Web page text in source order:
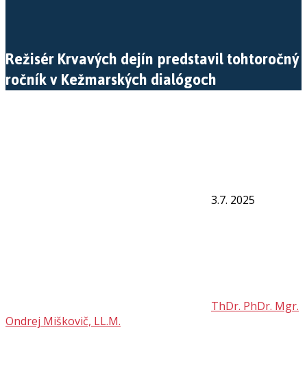
Režisér Krvavých dejín predstavil tohtoročný
ročník v Kežmarských dialógoch
3.7. 2025
ThDr. PhDr. Mgr.
Ondrej Miškovič, LL.M.